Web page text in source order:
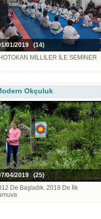
01/2019 (14)
MİLLİLER İLE SEMİNER
Okçuluk
04/2019 (25)
De Başladık. 2018 De İlk